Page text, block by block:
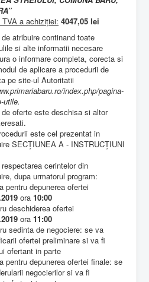
a achiziției: 4047,05 lei
atribuire continand toate
si alte informatii necesare
o informare completa, corecta si
de aplicare a procedurii de
pe site-ul Autoritatii
index.php/pagina-
utile.
oferte este deschisa si altor
este cel prezentat in
SECȚIUNEA A - INSTRUCȚIUNI
cerintelor din
dupa urmatorul program:
pentru depunerea ofertei
ora 10:00
deschiderea ofertei
ora 11:00
sedinta de negociere: se va
ofertei preliminare si va fi
ofertant in parte
pentru depunerea ofertei finale: se
negocierilor si va fi